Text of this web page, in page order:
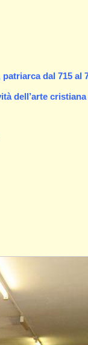
dal 715 al
dell’arte cristiana